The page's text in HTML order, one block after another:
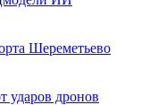
Шереметьево
ударов дронов